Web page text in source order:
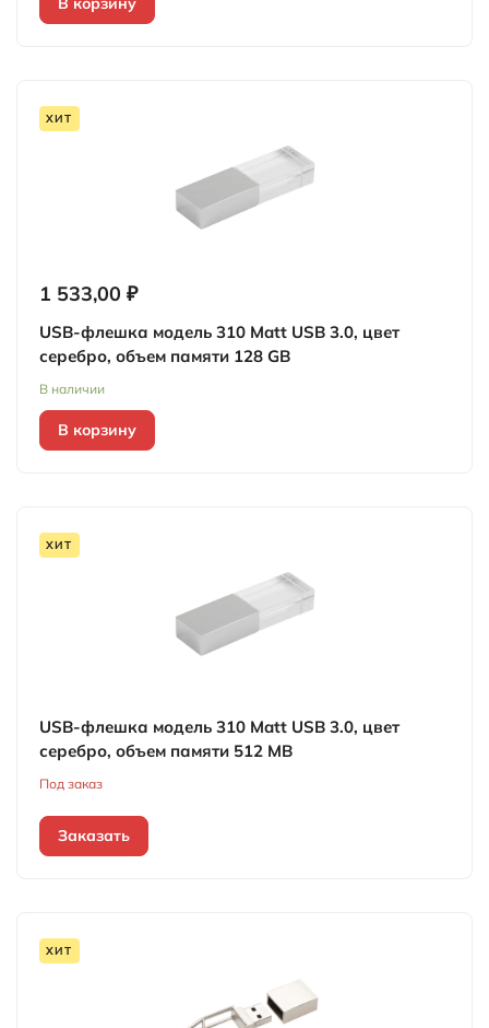
ХИТ
1 533,00 ₽
USB-флешка модель 310 Matt USB 3.0, цвет
серебро, объем памяти 128 GB
В наличии
В корзину
ХИТ
USB-флешка модель 310 Matt USB 3.0, цвет
серебро, объем памяти 512 MB
Под заказ
Заказать
ХИТ